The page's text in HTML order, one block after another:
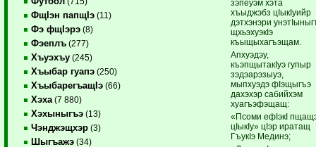
ФщIэн папщIэ (11)
Фэ фщIэрэ (8)
Фэеплъ (277)
Хъуэхъу (245)
Хъыбар гуапэ (250)
ХъыбарегъащIэ (66)
Хэха (7 880)
Хэхыныгъэ (13)
Чэнджэщхэр (3)
Шыгъажэ (34)
зэпеуэм хэта
хъыджэбз цIыкIуийр
дэтхэнэри
щхьэхуэкIэ
къыщыхагъэщам.
Апхуэдэу,
къэпщытакIуэ гупыр
зэдэарэзыуэ,
мыпхуэдэ фIэщыгъэ
дахэхэр сабийхэм
хуагъэфэщащ:
«Псоми ефIэкI
цIыкIу» цIэр иратащ
ГъукIэ Мединэ;